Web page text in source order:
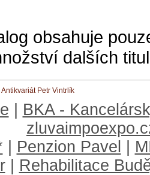
obsahuje
dalších
Petr Vintrlík
BKA -
Penzion Pavel
Rehabilitace